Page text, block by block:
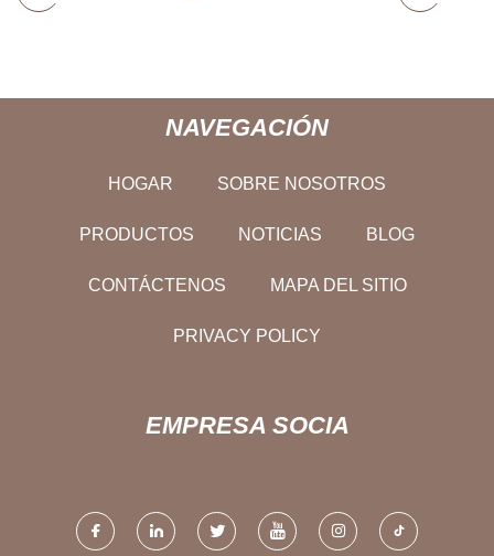
NAVEGACIÓN
HOGAR SOBRE NOSOTROS
PRODUCTOS NOTICIAS BLOG
CONTÁCTENOS MAPA DEL SITIO
PRIVACY POLICY
EMPRESA SOCIA